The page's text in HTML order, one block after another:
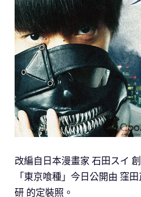
改編自日本漫畫家 石田スイ
「東京喰種」今日公開由 窪
研 的定裝照。